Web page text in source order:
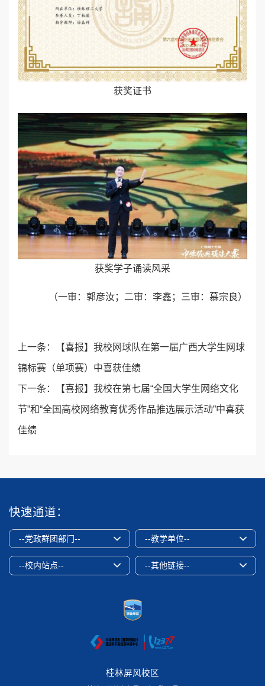
获奖证书
获奖学子诵读风采
（一审：郭彦汝；二审：李鑫；三审：慕宗良）
上一条： 【喜报】我校网球队在第一届广西大学生网球
锦标赛（单项赛）中喜获佳绩
下一条： 【喜报】我校在第七届“全国大学生网络文化
节”和“全国高校网络教育优秀作品推选展示活动”中喜获
佳绩
快速通道：
--党政群团部门-- --教学单位--
--校内站点-- --其他链接--
桂林屏风校区